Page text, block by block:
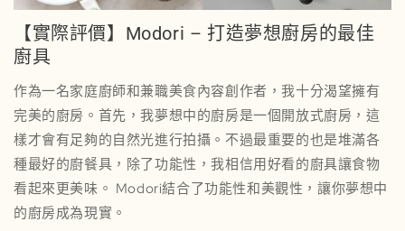
【實際評價】Modori – 打造夢想廚房的最佳
廚具
作為一名家庭廚師和兼職美食內容創作者，我十分渴望擁有
完美的廚房。首先，我夢想中的廚房是一個開放式廚房，這
樣才會有足夠的自然光進行拍攝。不過最重要的也是堆滿各
種最好的廚餐具，除了功能性，我相信用好看的廚具讓食物
看起來更美味。 Modori結合了功能性和美觀性，讓你夢想中
的廚房成為現實。